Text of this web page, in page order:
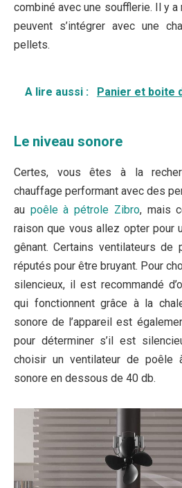
combiné avec une soufflerie. Il y
peuvent s’intégrer avec une
pellets.
A lire aussi : Panier et boite
Le niveau sonore
Certes, vous êtes à la
chauffage performant avec des
au poêle à pétrole Zibro, mais
raison que vous allez opter pour
gênant. Certains ventilateurs de
réputés pour être bruyant. Pour
silencieux, il est recommandé
qui fonctionnent grâce à la
sonore de l’appareil est
pour déterminer s’il est
choisir un ventilateur de poêle
sonore en dessous de 40 db.